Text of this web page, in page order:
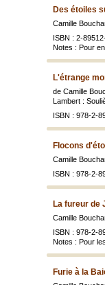
Des étoiles
Camille
ISBN : 2-
Notes : Pour
L'étrange
de Camille
Lambert :
ISBN : 978-2-
Flocons
Camille
ISBN : 978-2-
La fureur de
Camille
ISBN : 978-2-
Notes : Pour
Furie à la